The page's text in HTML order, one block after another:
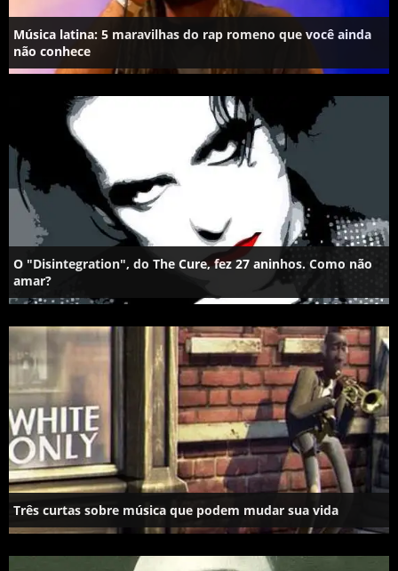
Música latina: 5 maravilhas do rap romeno que você ainda
não conhece
O "Disintegration", do The Cure, fez 27 aninhos. Como não
amar?
Três curtas sobre música que podem mudar sua vida